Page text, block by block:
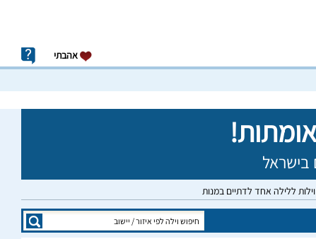
אהבתי
וילות ללילה אחד לדתיים במנות